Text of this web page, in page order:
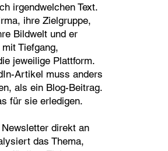
irgendwelchen Text.
ihre Zielgruppe,
Bildwelt und er
Tiefgang,
jeweilige Plattform.
Artikel muss anders
als ein Blog-Beitrag.
für sie erledigen.
direkt an
das Thema,